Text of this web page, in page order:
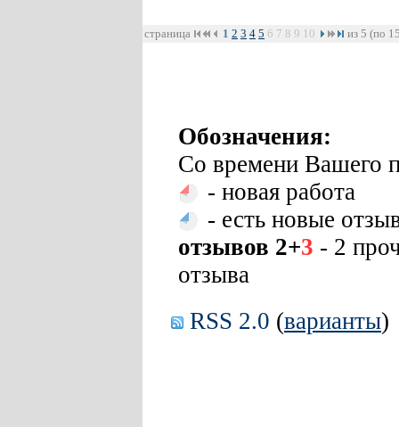
страница 1 2 3 4 5 6 7 8 9 10 из 5 (по
Обозначения:
Со времени Вашего
- новая работа
- есть новые
отзывов 2+3 - 2
отзыва
RSS 2.0 (варианты)